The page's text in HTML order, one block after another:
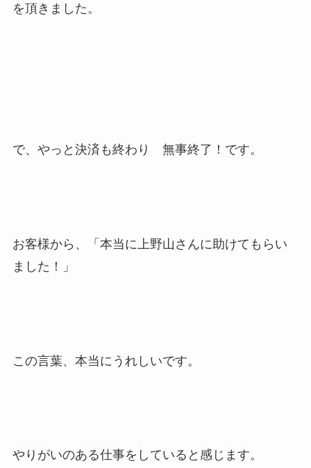
を頂きました。
で、やっと決済も終わり 無事終了！です。
お客様から、「本当に上野山さんに助けてもらい
ました！」
この言葉、本当にうれしいです。
やりがいのある仕事をしていると感じます。